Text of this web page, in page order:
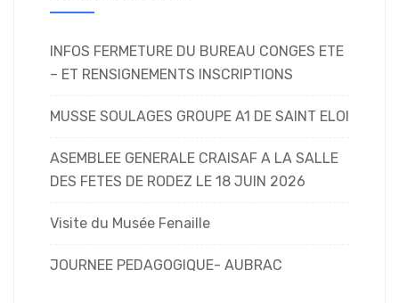
INFOS FERMETURE DU BUREAU CONGES ETE
– ET RENSIGNEMENTS INSCRIPTIONS
MUSSE SOULAGES GROUPE A1 DE SAINT ELOI
ASEMBLEE GENERALE CRAISAF A LA SALLE
DES FETES DE RODEZ LE 18 JUIN 2026
Visite du Musée Fenaille
JOURNEE PEDAGOGIQUE- AUBRAC